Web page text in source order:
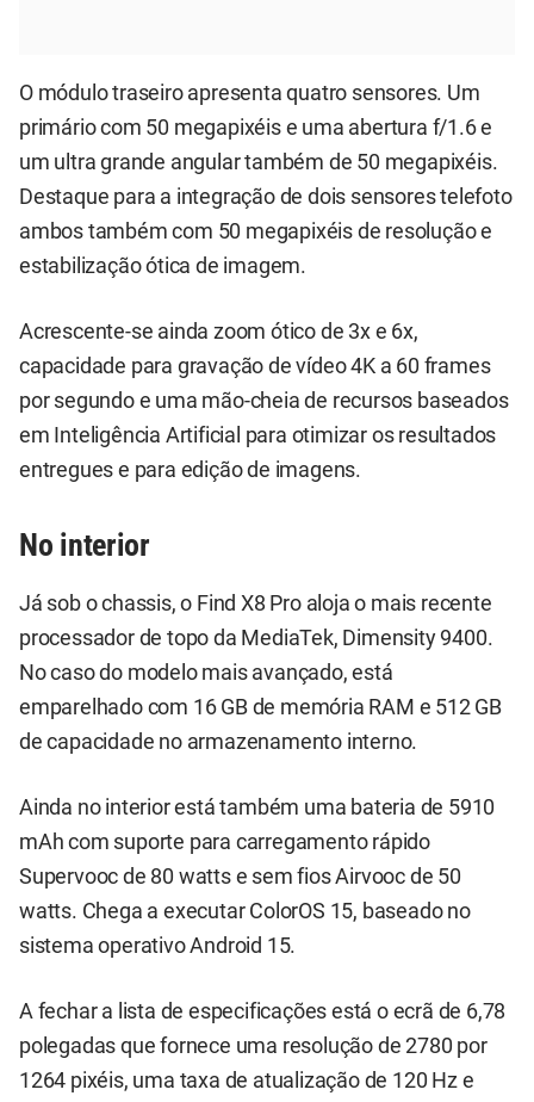
O módulo traseiro apresenta quatro sensores. Um
primário com 50 megapixéis e uma abertura f/1.6 e
um ultra grande angular também de 50 megapixéis.
Destaque para a integração de dois sensores telefoto
ambos também com 50 megapixéis de resolução e
estabilização ótica de imagem.
Acrescente-se ainda zoom ótico de 3x e 6x,
capacidade para gravação de vídeo 4K a 60 frames
por segundo e uma mão-cheia de recursos baseados
em Inteligência Artificial para otimizar os resultados
entregues e para edição de imagens.
No interior
Já sob o chassis, o Find X8 Pro aloja o mais recente
processador de topo da MediaTek, Dimensity 9400.
No caso do modelo mais avançado, está
emparelhado com 16 GB de memória RAM e 512 GB
de capacidade no armazenamento interno.
Ainda no interior está também uma bateria de 5910
mAh com suporte para carregamento rápido
Supervooc de 80 watts e sem fios Airvooc de 50
watts. Chega a executar ColorOS 15, baseado no
sistema operativo Android 15.
A fechar a lista de especificações está o ecrã de 6,78
polegadas que fornece uma resolução de 2780 por
1264 pixéis, uma taxa de atualização de 120 Hz e